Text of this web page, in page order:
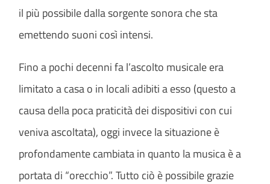
il più possibile dalla sorgente sonora che sta
emettendo suoni così intensi.
Fino a pochi decenni fa l’ascolto musicale era
limitato a casa o in locali adibiti a esso (questo a
causa della poca praticità dei dispositivi con cui
veniva ascoltata), oggi invece la situazione è
profondamente cambiata in quanto la musica è a
portata di “orecchio”. Tutto ciò è possibile grazie